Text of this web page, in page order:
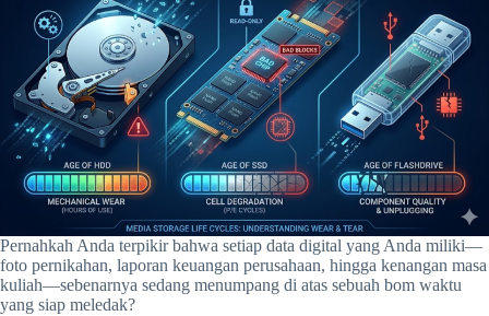
Pernahkah Anda terpikir bahwa setiap data digital yang Anda miliki—
foto pernikahan, laporan keuangan perusahaan, hingga kenangan masa
kuliah—sebenarnya sedang menumpang di atas sebuah bom waktu
yang siap meledak?